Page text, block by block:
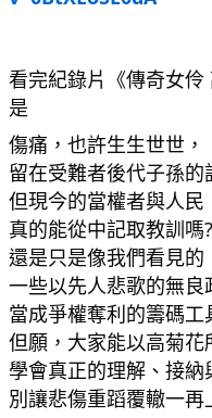
看完紀錄片《傳奇女
是
傷痛，也許生生世世，
留在受難者後代子孫的
但現今的當權者與人民
真的能從中記取教訓嗎?
還是只是像我們看見的
一些以先人悲歌的無良
當成爭權奪利的籌碼工
但願，大家能以高菊花
學會真正的理解、接納
別讓悲傷重蹈覆轍一再